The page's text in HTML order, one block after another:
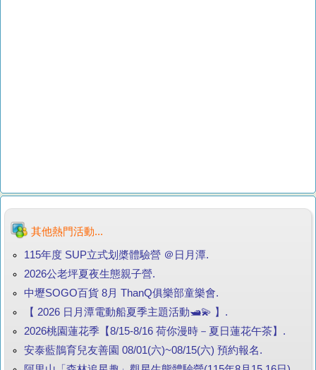
其他熱門活動...
115年度 SUP立式划槳體驗營 ＠日月潭.
2026公老坪夏夜生態親子營.
中壢SOGO百貨 8月 ThanQ俱樂部童樂會.
【 2026 日月潭電動船夏季主題活動🛥️💫 】.
2026桃園蓮花季【8/15-8/16 荷你漫時－夏日蓮花午茶】.
安泰藍鵲育兒友善園 08/01(六)~08/15(六) 預約報名.